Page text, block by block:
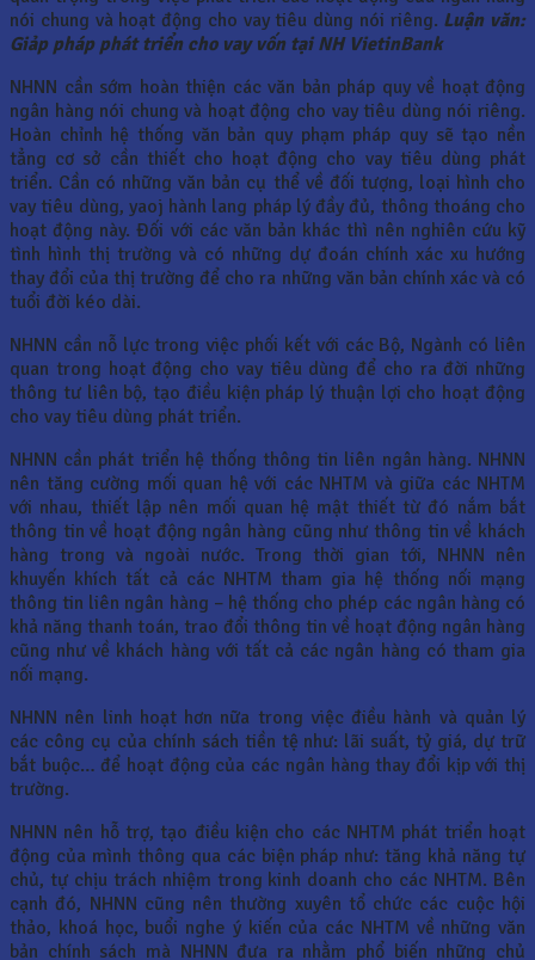
nói chung và hoạt động cho vay tiêu dùng nói riêng. Luận văn:
Giảp pháp phát triển cho vay vốn tại NH VietinBank
NHNN cần sớm hoàn thiện các văn bản pháp quy về hoạt động
ngân hàng nói chung và hoạt động cho vay tiêu dùng nói riêng.
Hoàn chỉnh hệ thống văn bản quy phạm pháp quy sẽ tạo nền
tẳng cơ sở cần thiết cho hoạt động cho vay tiêu dùng phát
triển. Cần có những văn bản cụ thể về đối tượng, loại hình cho
vay tiêu dùng, yaoj hành lang pháp lý đầy đủ, thông thoáng cho
hoạt động này. Đối với các văn bản khác thì nên nghiên cứu kỹ
tình hình thị trường và có những dự đoán chính xác xu hướng
thay đổi của thị trường để cho ra những văn bản chính xác và có
tuổi đời kéo dài.
NHNN cần nỗ lực trong việc phối kết với các Bộ, Ngành có liên
quan trong hoạt động cho vay tiêu dùng để cho ra đời những
thông tư liên bộ, tạo điều kiện pháp lý thuận lợi cho hoạt động
cho vay tiêu dùng phát triển.
NHNN cần phát triển hệ thống thông tin liên ngân hàng. NHNN
nên tăng cường mối quan hệ với các NHTM và giữa các NHTM
với nhau, thiết lập nên mối quan hệ mật thiết từ đó nắm bắt
thông tin về hoạt động ngân hàng cũng như thông tin về khách
hàng trong và ngoài nước. Trong thời gian tới, NHNN nên
khuyến khích tất cả các NHTM tham gia hệ thống nối mạng
thông tin liên ngân hàng – hệ thống cho phép các ngân hàng có
khả năng thanh toán, trao đổi thông tin về hoạt động ngân hàng
cũng như về khách hàng với tất cả các ngân hàng có tham gia
nối mạng.
NHNN nên linh hoạt hơn nữa trong việc điều hành và quản lý
các công cụ của chính sách tiền tệ như: lãi suất, tỷ giá, dự trữ
bắt buộc… để hoạt động của các ngân hàng thay đổi kịp với thị
trường.
NHNN nên hỗ trợ, tạo điều kiện cho các NHTM phát triển hoạt
động của mình thông qua các biện pháp như: tăng khả năng tự
chủ, tự chịu trách nhiệm trong kinh doanh cho các NHTM. Bên
cạnh đó, NHNN cũng nên thường xuyên tổ chức các cuộc hội
thảo, khoá học, buổi nghe ý kiến của các NHTM về những văn
bản chính sách mà NHNN đưa ra nhằm phổ biến những chủ